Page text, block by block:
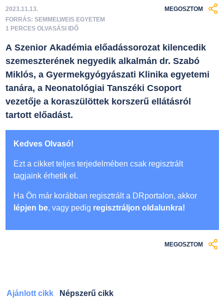
2023.11.13.
FORRÁS: SEMMELWEIS EGYETEM
1 PERCES OLVASÁSI IDŐ
MEGOSZTOM
A Szenior Akadémia előadássorozat kilencedik
szemeszterének negyedik alkalmán dr. Szabó
Miklós, a Gyermekgyógyászati Klinika egyetemi
tanára, a Neonatológiai Tanszéki Csoport
vezetője a koraszülöttek korszerű ellátásról
tartott előadást.
Kedves Olvasó!
Ezt a cikket teljes terjedelmében csak regisztrált
tagjaink érhetik el.
Ha Ön már korábban regisztrált a DRportalon, akkor
lépjen be, vagy pedig regisztráljon oldalunkra!
MEGOSZTOM
Ajánlott cikk Népszerű cikk